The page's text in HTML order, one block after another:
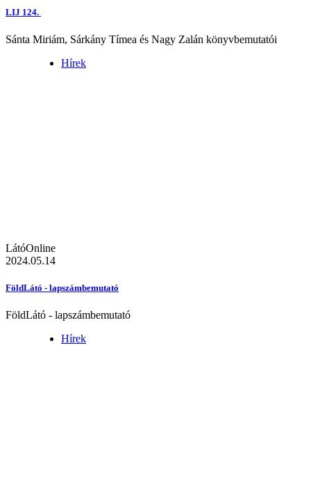
LIJ 124.
Sánta Miriám, Sárkány Tímea és Nagy Zalán könyvbemutatói
Hírek
LátóOnline
2024.05.14
FöldLátó - lapszámbemutató
FöldLátó - lapszámbemutató
Hírek